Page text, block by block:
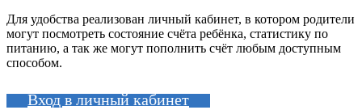
Для удобства реализован личный кабинет, в котором родители
могут посмотреть состояние счёта ребёнка, статистику по
питанию, а так же могут пополнить счёт любым доступным
способом.
Вход в личный кабинет